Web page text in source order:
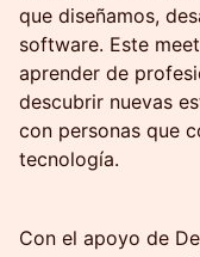
que diseñamos,
software. Este
aprender de
descubrir nuevas
con personas que
tecnología.
Con el apoyo de